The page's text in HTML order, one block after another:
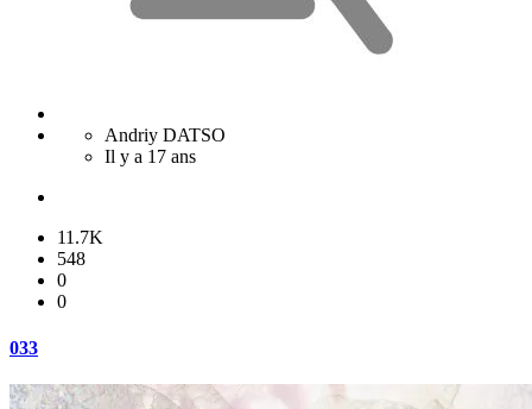
Andriy DATSO
Il y a 17 ans
11.7K
548
0
0
033